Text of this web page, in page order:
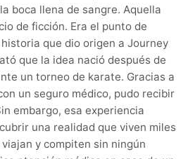
boca llena de sangre. Aquella
de ficción. Era el punto de
que dio origen a Journey
que la idea nació después de
un torneo de karate. Gracias a
un seguro médico, pudo recibir
embargo, esa experiencia
una realidad que viven miles
y compiten sin ningún